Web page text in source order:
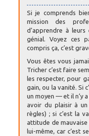
Si je comprends
mission des
d’apprendre à
génial. Voyez ces
compris ça, c’est
Vous êtes vous
Tricher c’est faire
les respecter, pour
gain, ou la vanité. Si
un moyen — et il n’y
avoir du plaisir à un
règles) ; si c’est la
attitude de
lui-même, car c’est